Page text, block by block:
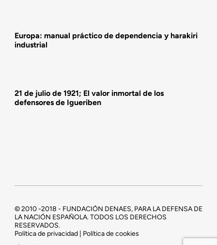
Europa: manual práctico de dependencia y harakiri
industrial
21 de julio de 1921; El valor inmortal de los
defensores de Igueriben
© 2010 -2018 - FUNDACIÓN DENAES, PARA LA DEFENSA DE
LA NACIÓN ESPAÑOLA. TODOS LOS DERECHOS
RESERVADOS.
Política de privacidad | Política de cookies